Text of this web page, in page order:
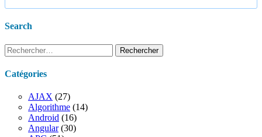
Search
Rechercher :
Catégories
AJAX (27)
Algorithme (14)
Android (16)
Angular(30)